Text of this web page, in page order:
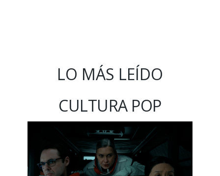
LO MÁS LEÍDO
CULTURA POP